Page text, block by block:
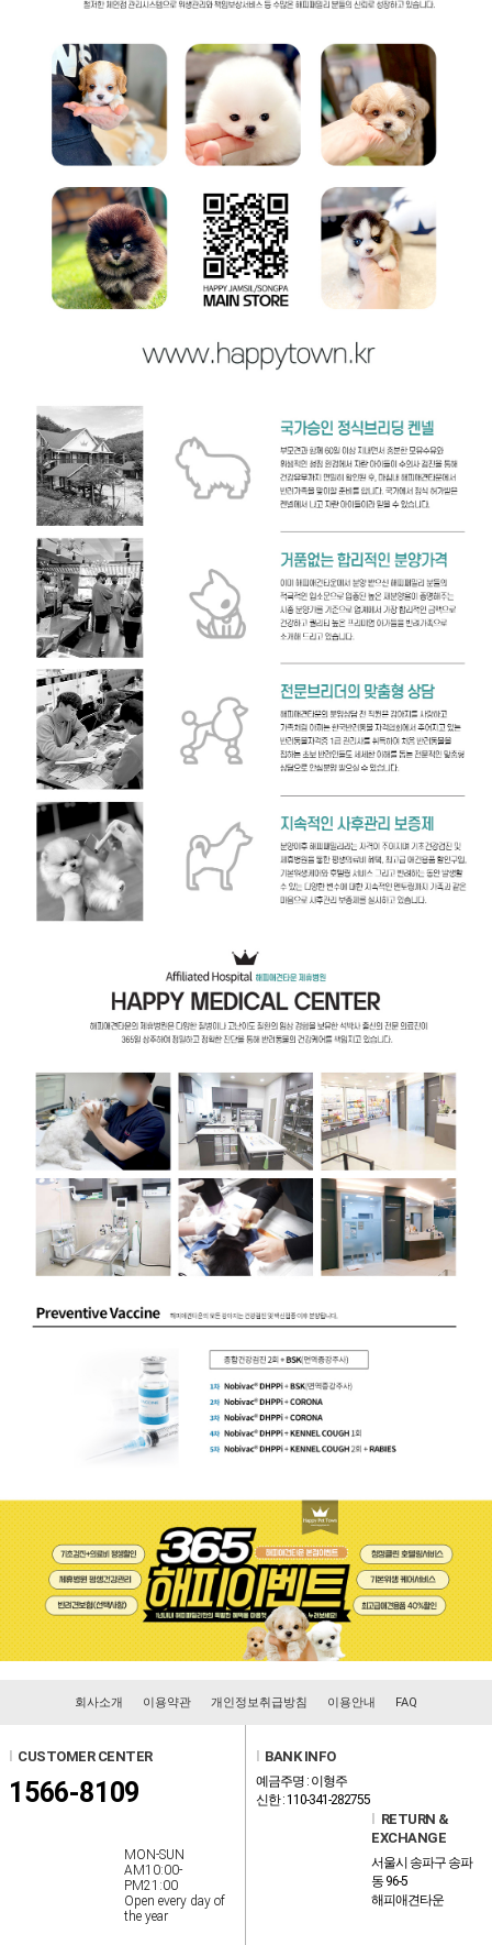
회사소개 이용약관 개인정보취급방침 이용안내 FAQ
l CUSTOMER CENTER
1566-8109
MON-SUN
AM10:00-
PM21:00
Open every day of
the year
l BANK INFO
예금주명 : 이형주
신한 : 110-341-282755
l RETURN &
EXCHANGE
서울시 송파구 송파
동 96-5
해피애견타운